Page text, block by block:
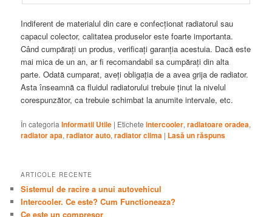
Indiferent de materialul din care e confecționat radiatorul sau
capacul colector, calitatea produselor este foarte importanta.
Când cumpărați un produs, verificați garanția acestuia. Dacă este
mai mica de un an, ar fi recomandabil sa cumpărați din alta
parte. Odată cumparat, aveți obligația de a avea grija de radiator.
Asta înseamnă ca fluidul radiatorului trebuie ținut la nivelul
corespunzător, ca trebuie schimbat la anumite intervale, etc.
În categoria Informatii Utile | Etichete intercooler,radiatoare oradea,
radiator apa,radiator auto,radiator clima | Lasă un răspuns
ARTICOLE RECENTE
Sistemul de racire a unui autovehicul
Intercooler. Ce este? Cum Functioneaza?
Ce este un compresor